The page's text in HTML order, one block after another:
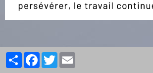
PartagerFacebook
Twitter